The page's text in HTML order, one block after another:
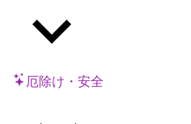
厄除け・安全